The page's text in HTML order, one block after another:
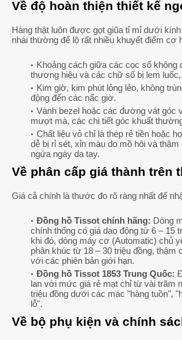
Về độ hoàn thiện thiết kế
Hàng thật luôn được gọt giũa tỉ mỉ dưới
nhái thường để lộ rất nhiều khuyết điểm cơ
Khoảng cách giữa các cọc số không
thương hiệu và các chữ số bị lem
Kim giờ, kim phút lỏng lẻo, không
động đến các nấc giờ.
Vành bezel hoặc các đường vát góc
mượt mà, các chi tiết góc khuất
Chất liệu vỏ chỉ là thép rẻ tiền hoặc
dễ bị rỉ sét, xỉn màu do mồ hôi và
ngứa ngáy da tay.
Về phân cấp giá thành trên
Giá cả chính là thước đo rõ ràng nhất để
Đồng hồ Tissot chính hãng: Dòng
chính thống có giá dao động từ 6 – 15
khi đó, dòng máy cơ (Automatic) chủ
phân khúc từ 18 – 30 triệu đồng, thậm
với các phiên bản giới hạn.
Đồng hồ Tissot 1853 Trung Quốc:
lan với mức giá rẻ mạt chỉ từ vài trăm
triệu đồng dưới các mác "hàng tuồn",
lỗ".
Về bộ phụ kiện và chính